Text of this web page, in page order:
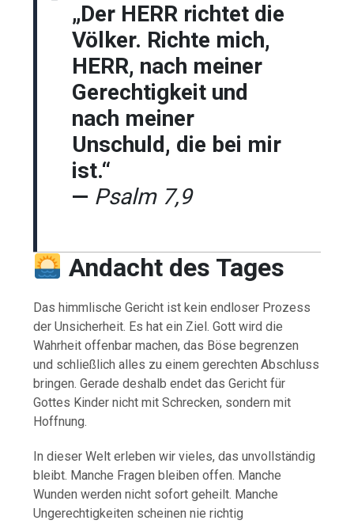
„Der HERR richtet die
Völker. Richte mich,
HERR, nach meiner
Gerechtigkeit und
nach meiner
Unschuld, die bei mir
ist.“
— Psalm 7,9
Andacht des Tages
Das himmlische Gericht ist kein endloser Prozess
der Unsicherheit. Es hat ein Ziel. Gott wird die
Wahrheit offenbar machen, das Böse begrenzen
und schließlich alles zu einem gerechten Abschluss
bringen. Gerade deshalb endet das Gericht für
Gottes Kinder nicht mit Schrecken, sondern mit
Hoffnung.
In dieser Welt erleben wir vieles, das unvollständig
bleibt. Manche Fragen bleiben offen. Manche
Wunden werden nicht sofort geheilt. Manche
Ungerechtigkeiten scheinen nie richtig